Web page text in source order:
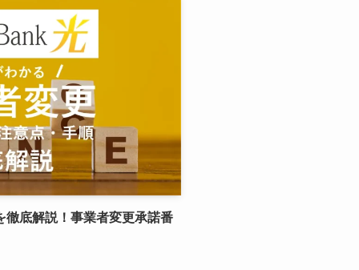
徹底解説！事業者変更承諾番